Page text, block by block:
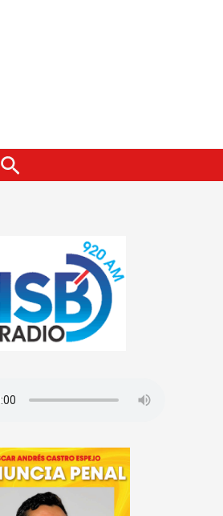
Buscar